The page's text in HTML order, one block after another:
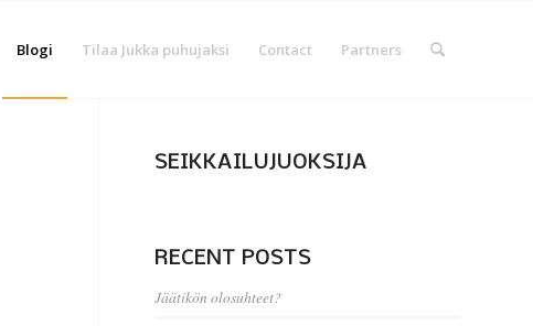
Blogi Tilaa Jukka puhujaksi Contact Partners
SEIKKAILUJUOKSIJA
RECENT POSTS
Jäätikön olosuhteet?